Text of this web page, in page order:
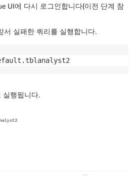
UI에 다시 로그인합니다(이전 단계 참
서 실패한 쿼리를 실행합니다.
default.tblanalyst2
실행됩니다.